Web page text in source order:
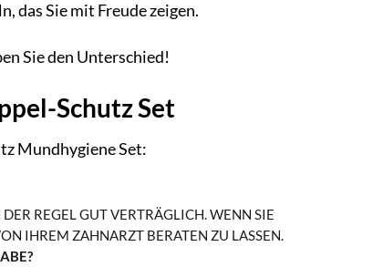
das Sie mit Freude zeigen.
Sie den Unterschied!
Schutz Set
Mundhygiene Set:
REGEL GUT VERTRÄGLICH. WENN SIE
IHREM ZAHNARZT BERATEN ZU LASSEN.